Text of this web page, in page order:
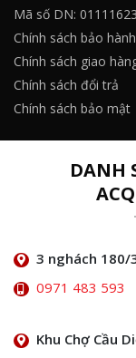
Mã số DN:
Chính sách bảo hành
Chính sách giao
Chính sách đổi trả
Chính sách bảo mật
DANH
3 nghách 180/
0971 483 593
Khu Chợ Cầu